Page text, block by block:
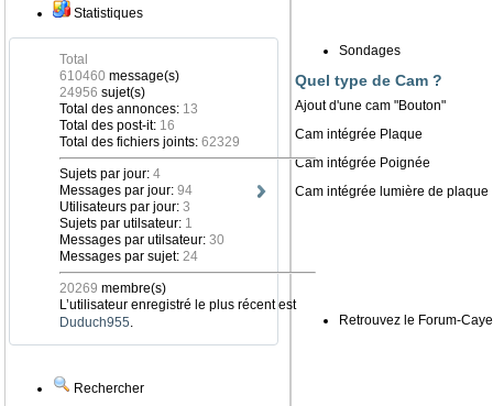
Statistiques
Total
610460 message(s)
24956 sujet(s)
Total des annonces: 13
Total des post-it: 16
Total des fichiers joints: 62329
Sujets par jour: 4
Messages par jour: 94
Utilisateurs par jour: 3
Sujets par utilsateur: 1
Messages par utilsateur: 30
Messages par sujet: 24
20269 membre(s)
L’utilisateur enregistré le plus récent est
Duduch955.
Rechercher
Sondages
Quel type de Cam ?
Ajout d'une cam "Bouton"
Cam intégrée Plaque
Cam intégrée Poignée
Cam intégrée lumière de plaque
Retrouvez le Forum-